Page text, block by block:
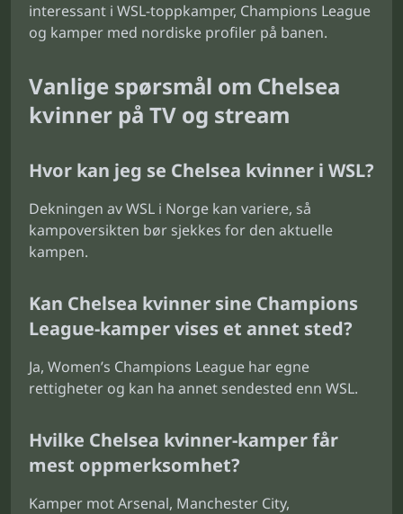
interessant i WSL-toppkamper, Champions League
og kamper med nordiske profiler på banen.
Vanlige spørsmål om Chelsea
kvinner på TV og stream
Hvor kan jeg se Chelsea kvinner i WSL?
Dekningen av WSL i Norge kan variere, så
kampoversikten bør sjekkes for den aktuelle
kampen.
Kan Chelsea kvinner sine Champions
League-kamper vises et annet sted?
Ja, Women’s Champions League har egne
rettigheter og kan ha annet sendested enn WSL.
Hvilke Chelsea kvinner-kamper får
mest oppmerksomhet?
Kamper mot Arsenal, Manchester City,